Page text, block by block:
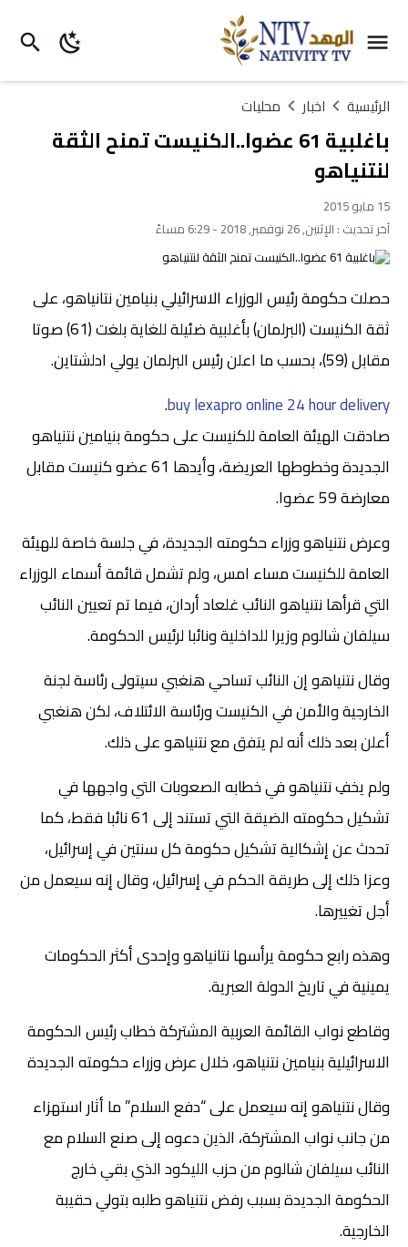
الرئيسية اخبار محليات
باغلبية 61 عضوا..الكنيست تمنح الثقة
لنتنياهو
15 مايو 2015
آخر تحديث : الإثنين, 26 نوفمبر, 2018 - 6:29 مساءً
حصلت حكومة رئيس الوزراء الاسرائيلي بنيامين نتانياهو، على
ثقة الكنيست (البرلمان) بأغلبية ضئيلة للغاية بلغت (61) صوتا
مقابل (59)، بحسب ما اعلن رئيس البرلمان يولي ادلشتاين.
buy lexapro online 24 hour delivery
.
صادقت الهيئة العامة للكنيست على حكومة بنيامين نتنياهو
الجديدة وخطوطها العريضة، وأيدها 61 عضو كنيست مقابل
معارضة 59 عضوا.
وعرض نتنياهو وزراء حكومته الجديدة، في جلسة خاصة للهيئة
العامة للكنيست مساء امس، ولم تشمل قائمة أسماء الوزراء
التي قرأها نتنياهو النائب غلعاد أردان، فيما تم تعيين النائب
سيلفان شالوم وزيرا للداخلية ونائبا لرئيس الحكومة.
وقال نتنياهو إن النائب تساحي هنغبي سيتولى رئاسة لجنة
الخارجية والأمن في الكنيست ورئاسة الائتلاف، لكن هنغبي
أعلن بعد ذلك أنه لم يتفق مع نتنياهو على ذلك.
ولم يخفِ نتنياهو في خطابه الصعوبات التي واجهها في
تشكيل حكومته الضيقة التي تستند إلى 61 نائبا فقط، كما
تحدث عن إشكالية تشكيل حكومة كل سنتين في إسرائيل،
وعزا ذلك إلى طريقة الحكم في إسرائيل، وقال إنه سيعمل من
أجل تغييرها.
وهذه رابع حكومة يرأسها نتانياهو وإحدى أكثر الحكومات
يمينية في تاريخ الدولة العبرية.
وقاطع نواب القائمة العربية المشتركة خطاب رئيس الحكومة
الاسرائيلية بنيامين نتنياهو، خلال عرض وزراء حكومته الجديدة
وقال نتنياهو إنه سيعمل على “دفع السلام” ما أثار استهزاء
من جانب نواب المشتركة، الذين دعوه إلى صنع السلام مع
النائب سيلفان شالوم من حزب الليكود الذي بقي خارج
الحكومة الجديدة بسبب رفض نتنياهو طلبه بتولي حقيبة
الخارجية.